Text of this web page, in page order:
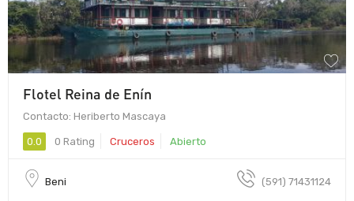
Flotel Reina de Enín
Contacto: Heriberto Mascaya
0.0 0 Rating Cruceros Abierto
Beni (591) 71431124